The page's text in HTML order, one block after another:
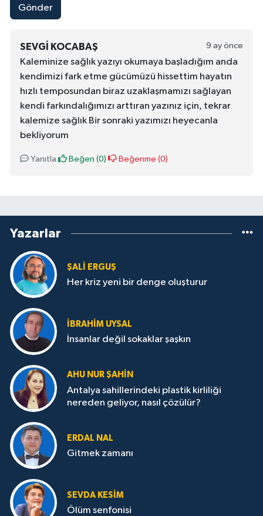
Gönder
SEVGI KOCABAŞ 9 ay önce
Kaleminize sağlık yazıyı okumaya başladığım anda
kendimizi fark etme gücümüzü hissettim hayatın
hızlı temposundan biraz uzaklaşmamızı sağlayan
kendi farkındalığımızı arttıran yazınız için, tekrar
kalemize sağlık Bir sonraki yazımızı heyecanla
bekliyorum
Yanıtla Beğen (0) Beğenme (0)
Yazarlar
ŞALI ERGUŞ
Her kriz yeni bir denge oluşturur
İBRAHIM UYSAL
İnsanlar değil sokaklar şaşkın
AHU NUR ŞAHIN
Antalya sahillerindeki plastik kirliliği
nereden geliyor, nasıl çözülür?
ERDAL NAL
Gitmek zamanı
SEVDA KESİM
Ölüm senfonisi